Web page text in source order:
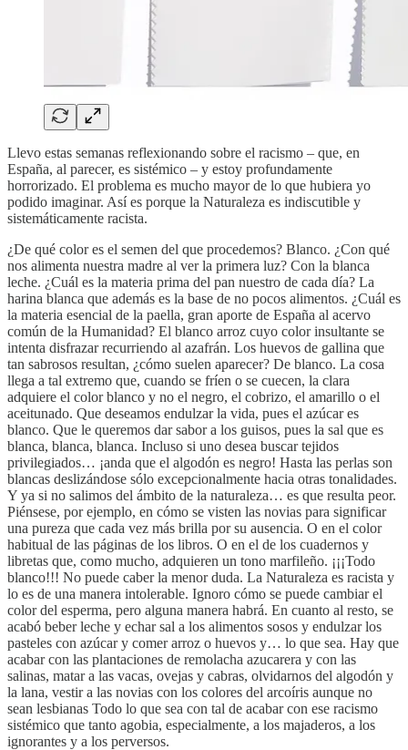
Llevo estas semanas reflexionando sobre el racismo – que, en
España, al parecer, es sistémico – y estoy profundamente
horrorizado. El problema es mucho mayor de lo que hubiera yo
podido imaginar. Así es porque la Naturaleza es indiscutible y
sistemáticamente racista.
¿De qué color es el semen del que procedemos? Blanco. ¿Con qué
nos alimenta nuestra madre al ver la primera luz? Con la blanca
leche. ¿Cuál es la materia prima del pan nuestro de cada día? La
harina blanca que además es la base de no pocos alimentos. ¿Cuál es
la materia esencial de la paella, gran aporte de España al acervo
común de la Humanidad? El blanco arroz cuyo color insultante se
intenta disfrazar recurriendo al azafrán. Los huevos de gallina que
tan sabrosos resultan, ¿cómo suelen aparecer? De blanco. La cosa
llega a tal extremo que, cuando se fríen o se cuecen, la clara
adquiere el color blanco y no el negro, el cobrizo, el amarillo o el
aceitunado. Que deseamos endulzar la vida, pues el azúcar es
blanco. Que le queremos dar sabor a los guisos, pues la sal que es
blanca, blanca, blanca. Incluso si uno desea buscar tejidos
privilegiados… ¡anda que el algodón es negro! Hasta las perlas son
blancas deslizándose sólo excepcionalmente hacia otras tonalidades.
Y ya si no salimos del ámbito de la naturaleza… es que resulta peor.
Piénsese, por ejemplo, en cómo se visten las novias para significar
una pureza que cada vez más brilla por su ausencia. O en el color
habitual de las páginas de los libros. O en el de los cuadernos y
libretas que, como mucho, adquieren un tono marfileño. ¡¡¡Todo
blanco!!! No puede caber la menor duda. La Naturaleza es racista y
lo es de una manera intolerable. Ignoro cómo se puede cambiar el
color del esperma, pero alguna manera habrá. En cuanto al resto, se
acabó beber leche y echar sal a los alimentos sosos y endulzar los
pasteles con azúcar y comer arroz o huevos y… lo que sea. Hay que
acabar con las plantaciones de remolacha azucarera y con las
salinas, matar a las vacas, ovejas y cabras, olvidarnos del algodón y
la lana, vestir a las novias con los colores del arcoíris aunque no
sean lesbianas Todo lo que sea con tal de acabar con ese racismo
sistémico que tanto agobia, especialmente, a los majaderos, a los
ignorantes y a los perversos.